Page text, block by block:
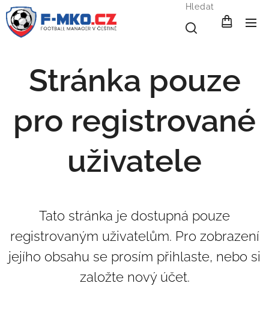
Hledat
Stránka pouze
pro registrované
uživatele
Tato stránka je dostupná pouze
registrovaným uživatelům. Pro zobrazení
jejího obsahu se prosím přihlaste, nebo si
založte nový účet.